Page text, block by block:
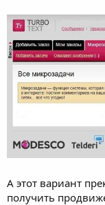
А этот вариант
получить